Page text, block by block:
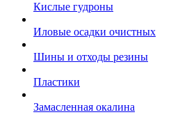
Кислые гудроны
Иловые осадки очистных
Шины и отходы резины
Пластики
Замасленная окалина